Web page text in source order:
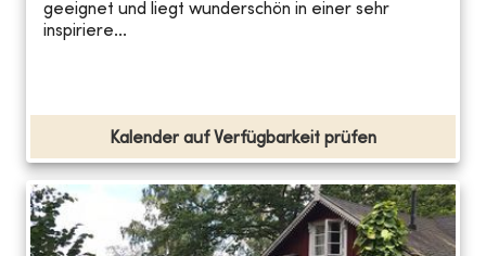
geeignet und liegt wunderschön in einer sehr
inspiriere...
Kalender auf Verfügbarkeit prüfen